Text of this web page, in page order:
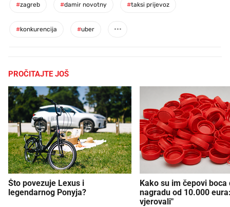
#zagreb #damir novotny #taksi prijevoz
#konkurencija #uber
PROČITAJTE JOŠ
Što povezuje Lexus i
legendarnog Ponyja?
Kako su im čepovi boca
nagradu od 10.000
vjerovali"